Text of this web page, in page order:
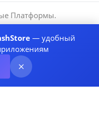
Платформы.
— удобный